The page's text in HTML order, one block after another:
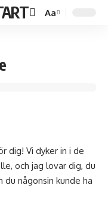
Aa
dig! Vi dyker in i de
och jag lovar dig, du
någonsin kunde ha